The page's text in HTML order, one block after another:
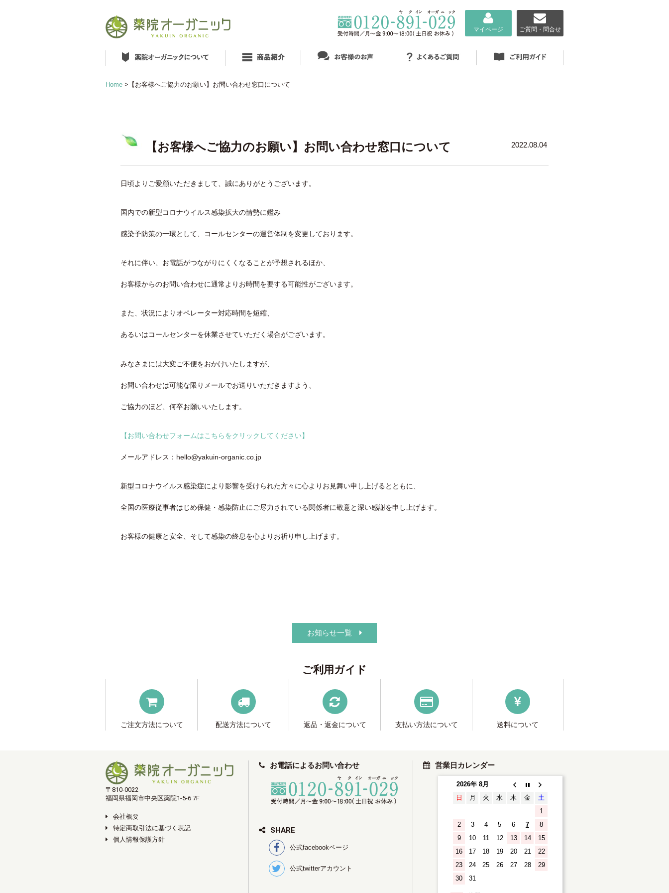
マイページ ご質問・問合せ
Home > 【お客様へご協力のお願い】お問い合わせ窓口について
【お客様へご協力のお願い】お問い合わせ窓口について 2022.08.04
日頃よりご愛顧いただきまして、誠にありがとうございます。
国内での新型コロナウイルス感染拡大の情勢に鑑み
感染予防策の一環として、コールセンターの運営体制を変更しております。
それに伴い、お電話がつながりにくくなることが予想されるほか、
お客様からのお問い合わせに通常よりお時間を要する可能性がございます。
また、状況によりオペレーター対応時間を短縮、
あるいはコールセンターを休業させていただく場合がございます。
みなさまには大変ご不便をおかけいたしますが、
お問い合わせは可能な限りメールでお送りいただきますよう、
ご協力のほど、何卒お願いいたします。
【お問い合わせフォームはこちらをクリックしてください】
メールアドレス：hello@yakuin-organic.co.jp
新型コロナウイルス感染症により影響を受けられた方々に心よりお見舞い申し上げるとともに、
全国の医療従事者はじめ保健・感染防止にご尽力されている関係者に敬意と深い感謝を申し上げます。
お客様の健康と安全、そして感染の終息を心よりお祈り申し上げます。
お知らせ一覧
ご利用ガイド
ご注文方法について 配送方法について 返品・返金について 支払い方法について 送料について
〒810-0022
福岡県福岡市中央区薬院1-5-6 7F
会社概要
特定商取引法に基づく表記
個人情報保護方針
お電話によるお問い合わせ
SHARE
公式facebookページ
公式twitterアカウント
営業日カレンダー
2026年 8月
日
月 火 水 木 金
土
1
2
3 4 5 6 7
8
9
10 11 12 13 14
15
16
17 18 19 20 21
22
23
24 25 26 27 28
29
30
31